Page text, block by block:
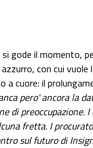
si gode il momento,
con cui
a cuore: il
pero' ancora la
di preoccupazione.
fretta. I
sul futuro di